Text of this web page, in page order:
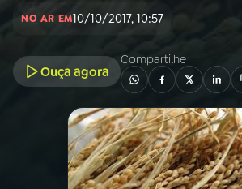
PROGRAMAÇÃO
NO AR EM10/10/2017, 10:57
Ouça agora
Compartilhe